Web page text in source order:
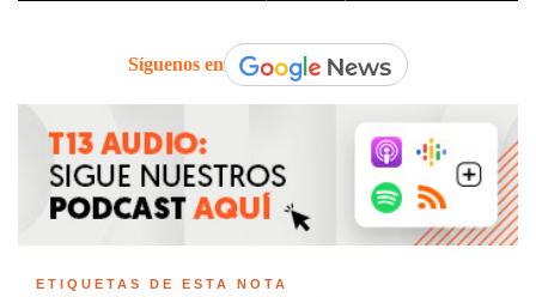
Síguenos en
ETIQUETAS DE ESTA NOTA